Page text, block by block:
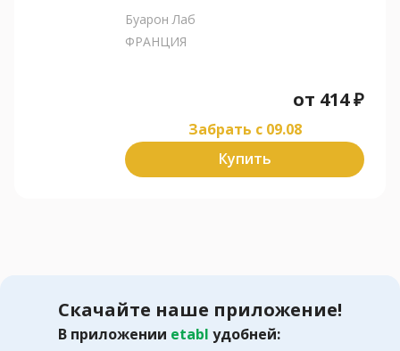
Буарон Лаб
ФРАНЦИЯ
от 414₽
Забрать c 09.08
Купить
Скачайте наше приложение!
В приложении etabl удобней: